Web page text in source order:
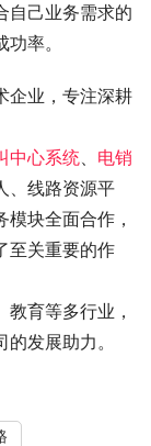
自己业务需求的
率。
企业，专注深耕
中心系统、 电销
、线路资源平
模块全面合作，
至关重要的作
育等多行业，
发展助力。